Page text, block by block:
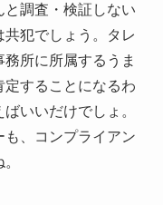
と調査・検証しない
犯でしょう。タレ
所に所属するうま
することになるわ
いいだけでしょ。
、コンプライアン